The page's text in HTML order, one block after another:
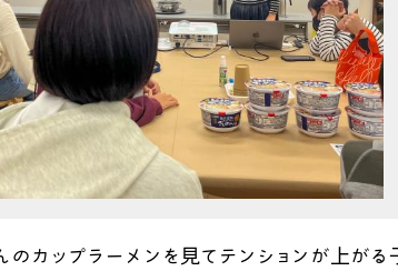
カップラーメンを見てテンションが上がる